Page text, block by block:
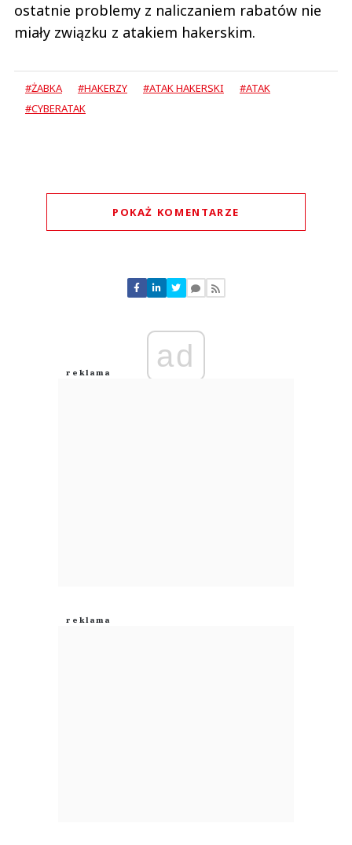
ostatnie problemy z naliczaniem rabatów nie
miały związku z atakiem hakerskim.
#ŻABKA #HAKERZY #ATAK HAKERSKI
#ATAK
#CYBERATAK
POKAŻ KOMENTARZE
Nie znaleziono komentarzy
Zostaw swoje komentarze
Anuluj
ad